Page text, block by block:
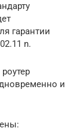
гарантии
n.
и